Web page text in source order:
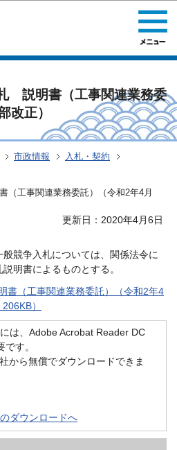
ジの本文へ移動
説明書（工事関連業務委
改正）
市政情報
入札・契約
工事関連業務委託）（令和2年4月
更新日：2020年4月6日
競争入札については、関係法令に
明書によるものとする。
書（工事関連業務委託）（令和2年4
）
は、Adobe Acrobat Reader DC
す。
から無償でダウンロードできま
ダウンロードへ